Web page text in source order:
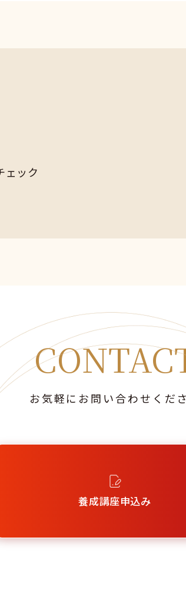
ェック
お気軽にお問い合わせくだ
養成講座申込み